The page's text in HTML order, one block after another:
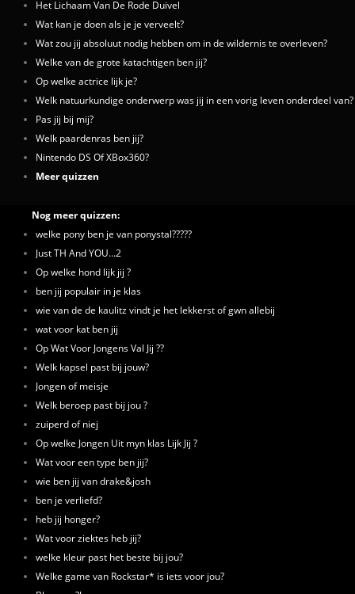
Het Lichaam Van De Rode Duivel
Wat kan je doen als je je verveelt?
Wat zou jij absoluut nodig hebben om in de wildernis te overleven?
Welke van de grote katachtigen ben jij?
Op welke actrice lijk je?
Welk natuurkundige onderwerp was jij in een vorig leven onderdeel van?
Pas jij bij mij?
Welk paardenras ben jij?
Nintendo DS Of XBox360?
Meer quizzen
Nog meer quizzen:
welke pony ben je van ponystal?????
Just TH And YOU...2
Op welke hond lijk jij ?
ben jij populair in je klas
wie van de de kaulitz vindt je het lekkerst of gwn allebij
wat voor kat ben jij
Op Wat Voor Jongens Val Jij ??
Welk kapsel past bij jouw?
Jongen of meisje
Welk beroep past bij jou ?
zuiperd of niej
Op welke Jongen Uit myn klas Lijk Jij ?
Wat voor een type ben jij?
wie ben jij van drake&josh
ben je verliefd?
heb jij honger?
Wat voor ziektes heb jij?
welke kleur past het beste bij jou?
Welke game van Rockstar* is iets voor jou?